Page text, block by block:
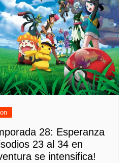
28: Esperanza
23 al 34 en
se intensifica!